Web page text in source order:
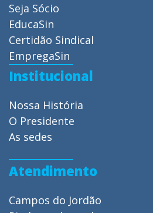
Seja Sócio
EducaSin
Certidão Sindical
EmpregaSin
Institucional
Nossa História
O Presidente
As sedes
Atendimento
Campos do Jordão